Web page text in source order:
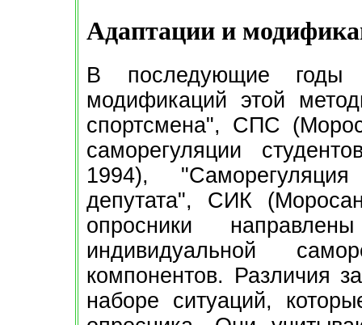
Адаптации и
В последующие годы
модификаций этой
спортсмена", СПС
саморегуляции
1994),
депутата", СИК
опросники
индивидуальной
компонентов. Различия
наборе ситуаций,